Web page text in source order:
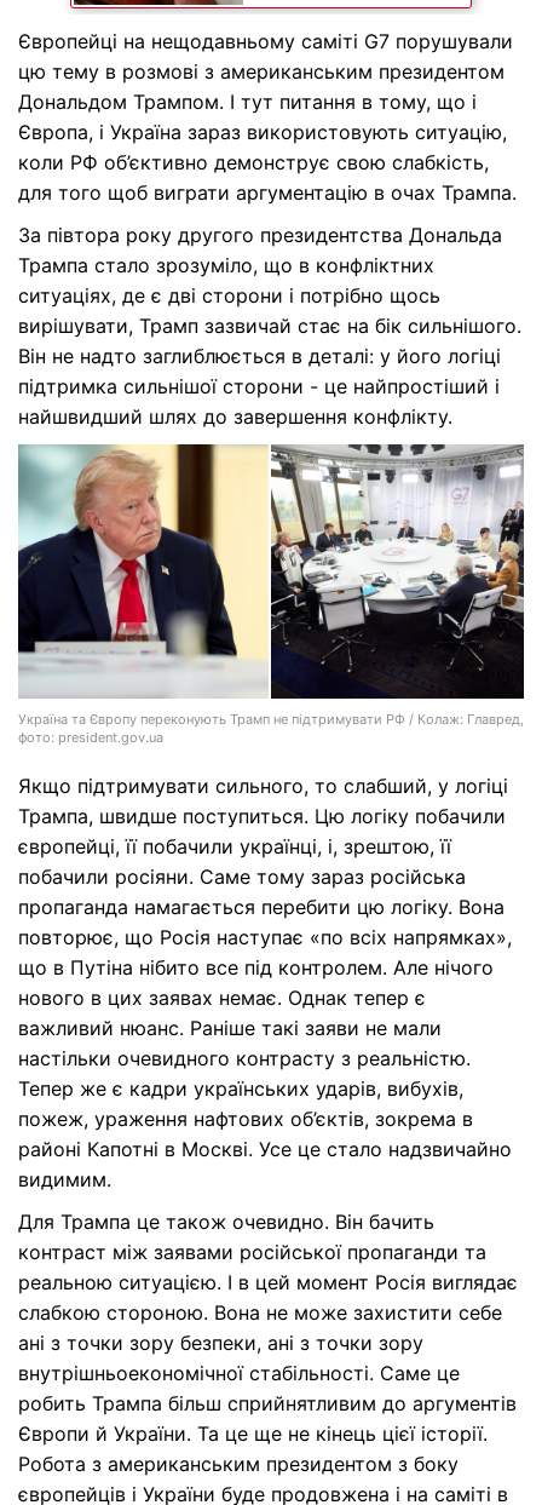
Європейці на нещодавньому саміті G7 порушували
цю тему в розмові з американським президентом
Дональдом Трампом. І тут питання в тому, що і
Європа, і Україна зараз використовують ситуацію,
коли РФ об’єктивно демонструє свою слабкість,
для того щоб виграти аргументацію в очах Трампа.
За півтора року другого президентства Дональда
Трампа стало зрозуміло, що в конфліктних
ситуаціях, де є дві сторони і потрібно щось
вирішувати, Трамп зазвичай стає на бік сильнішого.
Він не надто заглиблюється в деталі: у його логіці
підтримка сильнішої сторони - це найпростіший і
найшвидший шлях до завершення конфлікту.
Україна та Європу переконують Трамп не підтримувати РФ / Колаж: Главред,
фото: president.gov.ua
Якщо підтримувати сильного, то слабший, у логіці
Трампа, швидше поступиться. Цю логіку побачили
європейці, її побачили українці, і, зрештою, її
побачили росіяни. Саме тому зараз російська
пропаганда намагається перебити цю логіку. Вона
повторює, що Росія наступає «по всіх напрямках»,
що в Путіна нібито все під контролем. Але нічого
нового в цих заявах немає. Однак тепер є
важливий нюанс. Раніше такі заяви не мали
настільки очевидного контрасту з реальністю.
Тепер же є кадри українських ударів, вибухів,
пожеж, ураження нафтових об’єктів, зокрема в
районі Капотні в Москві. Усе це стало надзвичайно
видимим.
Для Трампа це також очевидно. Він бачить
контраст між заявами російської пропаганди та
реальною ситуацією. І в цей момент Росія виглядає
слабкою стороною. Вона не може захистити себе
ані з точки зору безпеки, ані з точки зору
внутрішньоекономічної стабільності. Саме це
робить Трампа більш сприйнятливим до аргументів
Європи й України. Та це ще не кінець цієї історії.
Робота з американським президентом з боку
європейців і України буде продовжена і на саміті в